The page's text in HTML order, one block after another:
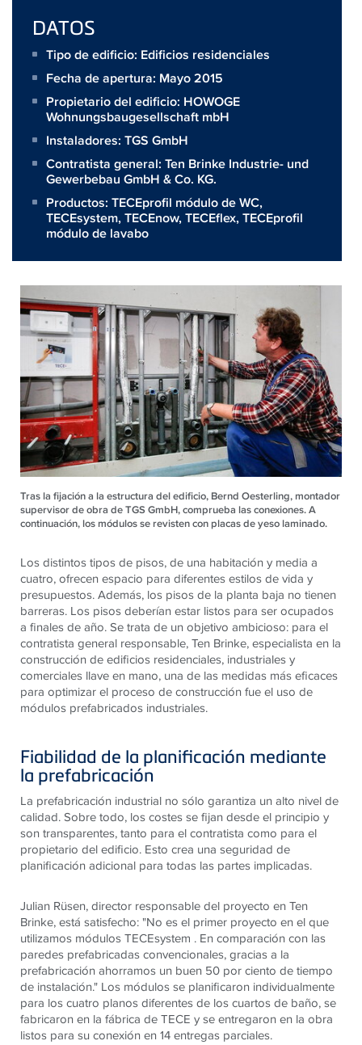
DATOS
Tipo de edificio: Edificios residenciales
Fecha de apertura: Mayo 2015
Propietario del edificio: HOWOGE
Wohnungsbaugesellschaft mbH
Instaladores: TGS GmbH
Contratista general: Ten Brinke Industrie- und
Gewerbebau GmbH & Co. KG.
Productos: TECEprofil módulo de WC,
TECEsystem,TECEnow,TECEflex,TECEprofil
módulo de lavabo
Tras la fijación a la estructura del edificio, Bernd Oesterling, montador
supervisor de obra de TGS GmbH, comprueba las conexiones. A
continuación, los módulos se revisten con placas de yeso laminado.
Los distintos tipos de pisos, de una habitación y media a
cuatro, ofrecen espacio para diferentes estilos de vida y
presupuestos. Además, los pisos de la planta baja no tienen
barreras. Los pisos deberían estar listos para ser ocupados
a finales de año. Se trata de un objetivo ambicioso: para el
contratista general responsable, Ten Brinke, especialista en la
construcción de edificios residenciales, industriales y
comerciales llave en mano, una de las medidas más eficaces
para optimizar el proceso de construcción fue el uso de
módulos prefabricados industriales.
Fiabilidad de la planificación mediante
la prefabricación
La prefabricación industrial no sólo garantiza un alto nivel de
calidad. Sobre todo, los costes se fijan desde el principio y
son transparentes, tanto para el contratista como para el
propietario del edificio. Esto crea una seguridad de
planificación adicional para todas las partes implicadas.
Julian Rüsen, director responsable del proyecto en Ten
Brinke, está satisfecho: "No es el primer proyecto en el que
utilizamos módulos TECEsystem . En comparación con las
paredes prefabricadas convencionales, gracias a la
prefabricación ahorramos un buen 50 por ciento de tiempo
de instalación." Los módulos se planificaron individualmente
para los cuatro planos diferentes de los cuartos de baño, se
fabricaron en la fábrica de TECE y se entregaron en la obra
listos para su conexión en 14 entregas parciales.